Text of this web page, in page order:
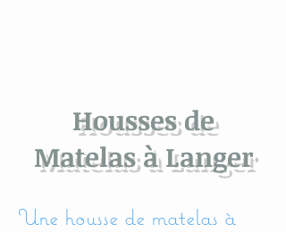
Housses de
Matelas à Langer
Une housse de matelas à